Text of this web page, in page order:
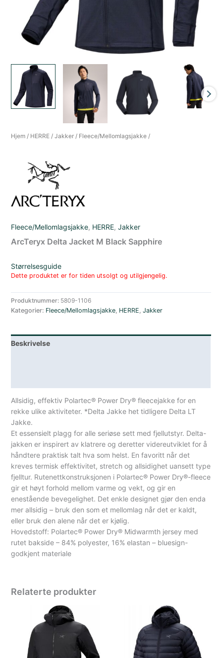
Hjem / HERRE /Jakker / Fleece/Mellomlagsjakke /
Fleece/Mellomlagsjakke, HERRE,Jakker
ArcTeryx Delta Jacket M Black Sapphire
Størrelsesguide
Dette produktet er for tiden utsolgt og utilgjengelig.
Produktnummer: 5809-1106
Kategorier: Fleece/Mellomlagsjakke HERRE ,Jakker
Beskrivelse
Allsidig, effektiv Polartec® Power Dry® fleecejakke for en
rekke ulike aktiviteter. *Delta Jakke het tidligere Delta LT
Jakke.
Et essensielt plagg for alle seriøse sett med fjellutstyr. Delta-
jakken er inspirert av klatrere og deretter videreutviklet for å
håndtere praktisk talt hva som helst. En favoritt når det
kreves termisk effektivitet, stretch og allsidighet uansett type
fjelltur. Rutenettkonstruksjonen i Polartec® Power Dry®-fleece
gir et høyt forhold mellom varme og vekt, og gir en
enestående bevegelighet. Det enkle designet gjør den enda
mer allsidig – bruk den som et mellomlag når det er kaldt,
eller bruk den alene når det er kjølig.
Hovedstoff: Polartec® Power Dry® Midwarmth jersey med
rutet bakside – 84% polyester, 16% elastan – bluesign-
godkjent materiale
Relaterte produkter